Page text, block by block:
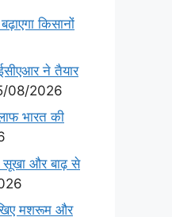
किसानों
ने तैयार
08/2026
भारत की
सूखा और बाढ़ से
मशरूम और